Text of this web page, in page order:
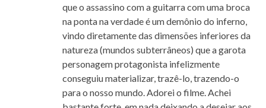
que o assassino com a guitarra com uma broca
na ponta na verdade é um demônio do inferno,
vindo diretamente das dimensões inferiores da
natureza (mundos subterrâneos) que a garota
personagem protagonista infelizmente
conseguiu materializar, trazê-lo, trazendo-o
para o nosso mundo. Adorei o filme. Achei